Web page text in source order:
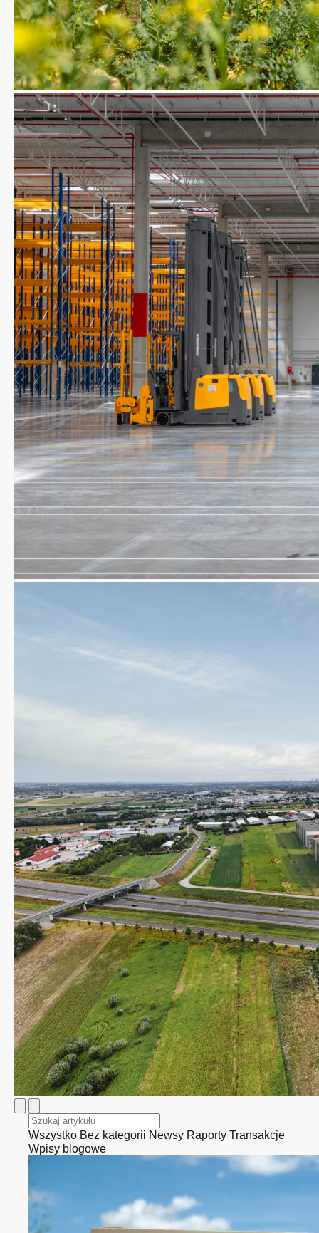
Wszystko Bez kategorii Newsy Raporty Transakcje
Wpisy blogowe